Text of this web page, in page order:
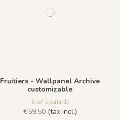
Fruitiers - Wallpanel Archive
customizable
le m² à partir de
€59.50(tax incl.)